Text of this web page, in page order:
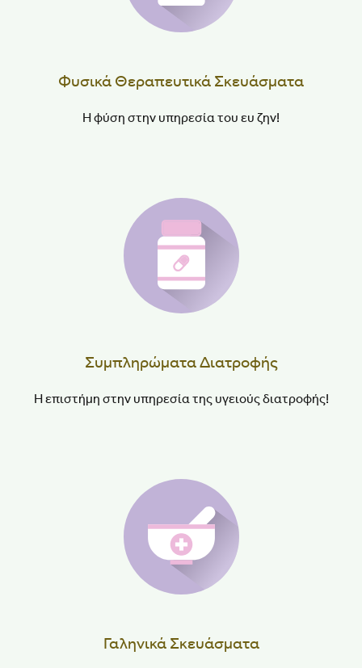
Φυσικά Θεραπευτικά Σκευάσματα
Η φύση στην υπηρεσία του ευ ζην!
Συμπληρώματα Διατροφής
Η επιστήμη στην υπηρεσία της υγειούς διατροφής!
Γαληνικά Σκευάσματα